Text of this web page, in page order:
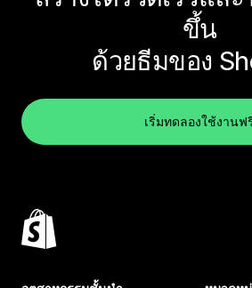
ขึ้น
ด้วยธีมของ
เริ่มทดลองใช้งานฟ